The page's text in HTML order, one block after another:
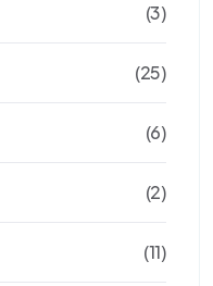
(3)
(25)
(6)
(2)
(11)